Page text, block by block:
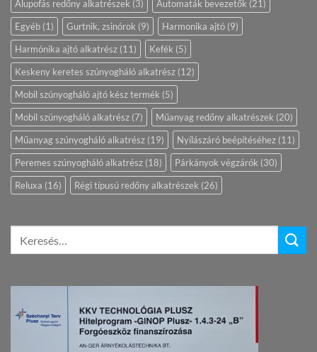
Alupofás redőny alkatrészek (3) Automaták bevezetők (21)
Egyéb (1) Gurtnik, zsinórok (9) Harmonika ajtó (9)
Harmónika ajtó alkatrész (11) Kefék (5)
Keskeny keretes szúnyogháló alkatrész (12)
Mobil szúnyogháló ajtó kész termék (5)
Mobil szúnyogháló alkatrész (7) Műanyag redőny alkatrészek (20)
Műanyag szúnyogháló alkatrész (19) Nyílászáró beépítéséhez (11)
Peremes szúnyogháló alkatrész (18) Párkányok végzárók (30)
Reluxa (16) Régi típusú redőny alkatrészek (26)